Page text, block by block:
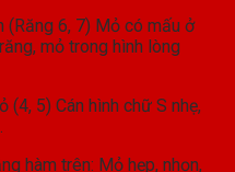
(Răng 6, 7) Mỏ có mấu ở
mỏ trong hình lòng
(4, 5) Cán hình chữ S nhẹ,
hàm trên: Mỏ hẹp, nhọn,